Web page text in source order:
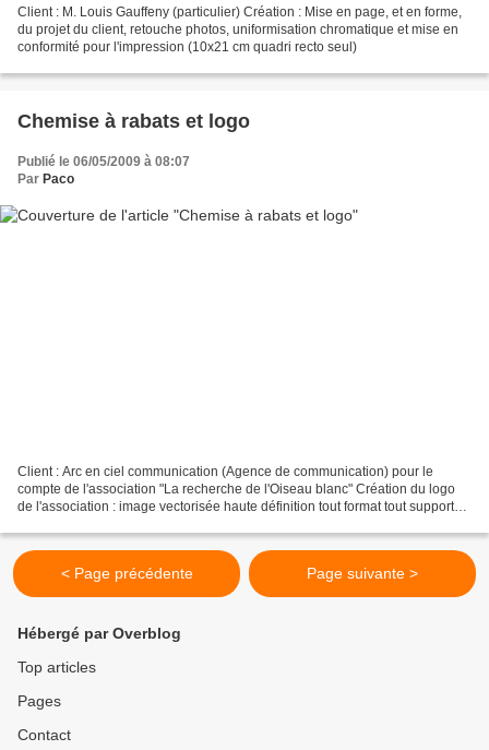
Client : M. Louis Gauffeny (particulier) Création : Mise en page, et en forme,
du projet du client, retouche photos, uniformisation chromatique et mise en
conformité pour l'impression (10x21 cm quadri recto seul)
Chemise à rabats et logo
Publié le 06/05/2009 à 08:07
Par Paco
Client : Arc en ciel communication (Agence de communication) pour le
compte de l'association "La recherche de l'Oiseau blanc" Création du logo
de l'association : image vectorisée haute définition tout format tout supports
< Page précédente Page suivante >
Hébergé par Overblog
Top articles
Pages
Contact